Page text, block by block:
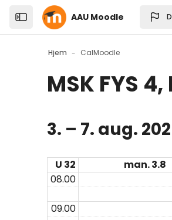
Skip to sidebar navigation menu
Skip to top bar navigation menu
Skip to sidebar hidden blocks
Skip to page footer
Gå til hovedindhold
Open the sidebarAAU Moodle
Hjem CalMoodle
MSK FYS 4,
Blokke
3. – 7. aug.
U 32 man. 3.8
08.00
09.00